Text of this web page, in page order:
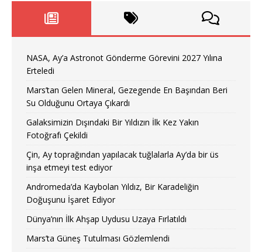
NASA, Ay’a Astronot Gönderme Görevini 2027 Yılına
Erteledi
Mars’tan Gelen Mineral, Gezegende En Başından Beri
Su Olduğunu Ortaya Çıkardı
Galaksimizin Dışındaki Bir Yıldızın İlk Kez Yakın
Fotoğrafı Çekildi
Çin, Ay toprağından yapılacak tuğlalarla Ay’da bir üs
inşa etmeyi test ediyor
Andromeda’da Kaybolan Yıldız, Bir Karadeliğin
Doğuşunu İşaret Ediyor
Dünya’nın İlk Ahşap Uydusu Uzaya Fırlatıldı
Mars’ta Güneş Tutulması Gözlemlendi